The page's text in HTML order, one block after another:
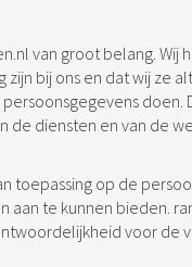
van groot belang. Wij
bij ons en dat wij ze
doen.
de diensten en van de
toepassing op de
te kunnen bieden.
voor de